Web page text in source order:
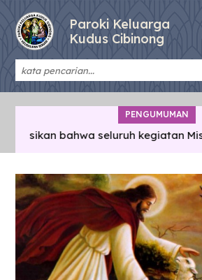
Paroki Keluarga
Kudus Cibinong
PENGUMUMAN
bahwa seluruh kegiatan